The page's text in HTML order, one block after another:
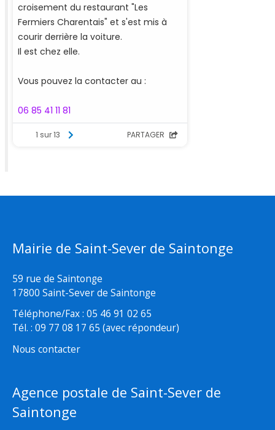
Mairie de Saint-Sever de Saintonge
59 rue de Saintonge
17800 Saint-Sever de Saintonge
Téléphone/Fax : 05 46 91 02 65
Tél. : 09 77 08 17 65 (avec répondeur)
Nous contacter
Agence postale de Saint-Sever de
Saintonge